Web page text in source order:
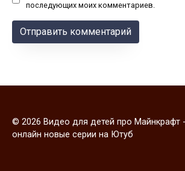
последующих моих комментариев.
© 2026 Видео для детей про Майнкрафт
онлайн новые серии на Ютуб